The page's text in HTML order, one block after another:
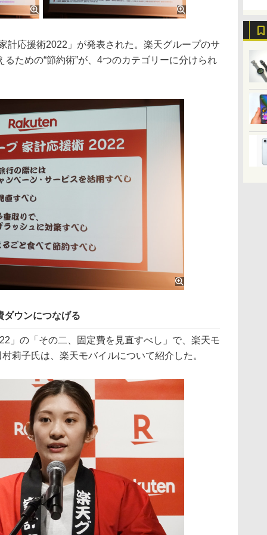
応援術2022」が発表された。楽天グループのサ
ための“節約術”が、4つのカテゴリーに分けられ
ダウンにつなげる
の「その二、固定費を見直すべし」で、楽天モ
莉子氏は、楽天モバイルについて紹介した。